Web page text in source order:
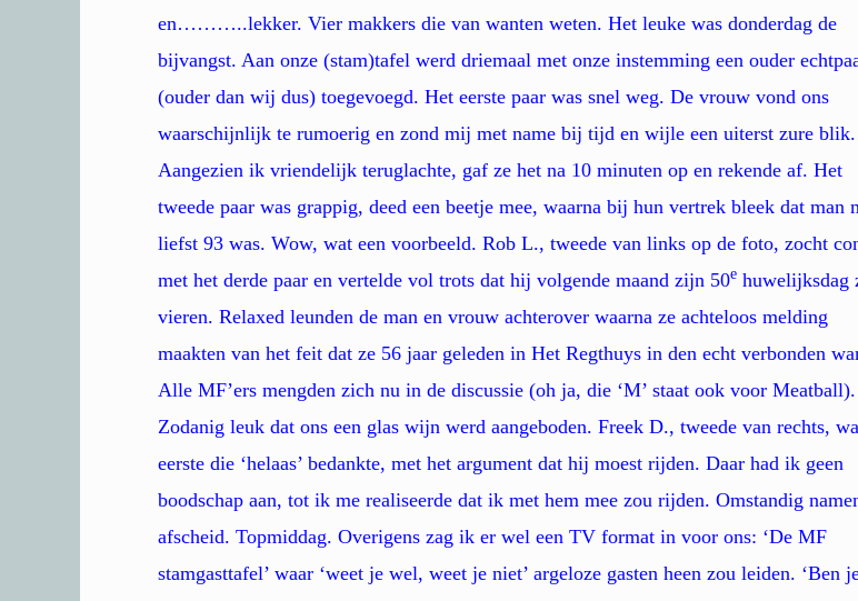
en………..lekker. Vier makkers die van wanten weten. Het leuke was donderdag de
bijvangst. Aan onze (stam)tafel werd driemaal met onze instemming een ouder
(ouder dan wij dus) toegevoegd. Het eerste paar was snel weg. De vrouw vond ons
waarschijnlijk te rumoerig en zond mij met name bij tijd en wijle een uiterst zure blik.
Aangezien ik vriendelijk teruglachte, gaf ze het na 10 minuten op en rekende af. Het
tweede paar was grappig, deed een beetje mee, waarna bij hun vertrek bleek dat man
liefst 93 was. Wow, wat een voorbeeld. Rob L., tweede van links op de foto, zocht
met het derde paar en vertelde vol trots dat hij volgende maand zijn 50e huwelijksdag
vieren. Relaxed leunden de man en vrouw achterover waarna ze achteloos melding
maakten van het feit dat ze 56 jaar geleden in Het Regthuys in den echt verbonden
Alle MF’ers mengden zich nu in de discussie (oh ja, die ‘M’ staat ook voor Meatball).
Zodanig leuk dat ons een glas wijn werd aangeboden. Freek D., tweede van rechts,
eerste die ‘helaas’ bedankte, met het argument dat hij moest rijden. Daar had ik geen
boodschap aan, tot ik me realiseerde dat ik met hem mee zou rijden. Omstandig
afscheid. Topmiddag. Overigens zag ik er wel een TV format in voor ons: ‘De MF
stamgasttafel’ waar ‘weet je wel, weet je niet’ argeloze gasten heen zou leiden. ‘Ben